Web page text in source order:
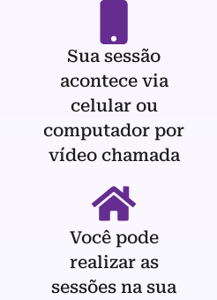
Sua sessão
acontece via
celular ou
computador por
vídeo chamada
Você pode
realizar as
sessões na sua